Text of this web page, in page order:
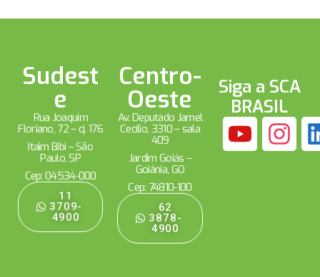
Sudest
e
Rua Joaquim
Floriano, 72 – cj. 176
Itaim Bibi – São
Paulo, SP
Cep: 04534-000
11
3709-
4900
Centro-
Oeste
Av. Deputado Jamel
Cecílio, 3310 – sala
409
Jardim Goiás –
Goiânia, GO
Cep: 74810-100
62
3878-
4900
Siga a SCA
BRASIL